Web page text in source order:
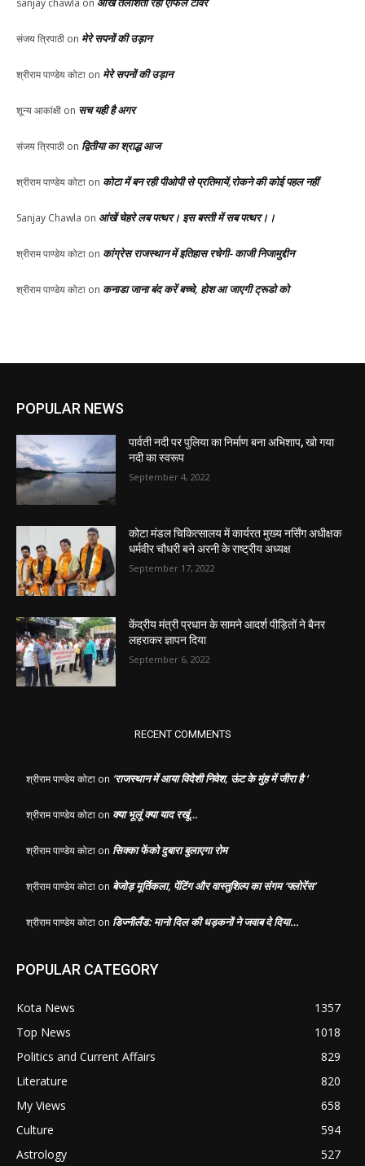
sanjay chawla on
संजय त्रिपाठी on मेरे सपनों की उड़ान
श्रीराम पाण्डेय कोटा on मेरे सपनों की उड़ान
शून्य आकांक्षी on सच यही है अगर
संजय त्रिपाठी on द्वितीया का श्राद्ध आज
श्रीराम पाण्डेय कोटा on कोटा में बन रही पीओपी से प्रतिमायें,रोकने की कोई पहल नहीं
Sanjay Chawla on आंखें चेहरे लब पत्थर। इस बस्ती में सब पत्थर।।
श्रीराम पाण्डेय कोटा on कांग्रेस राजस्थान में इतिहास रचेगी- काजी निजामुद्दीन
श्रीराम पाण्डेय कोटा on कनाडा जाना बंद करें बच्चे, होश आ जाएगी ट्रूडो को
POPULAR NEWS
पार्वती नदी पर पुलिया का निर्माण बना अभिशाप, खो गया
नदी का स्वरूप
September 4, 2022
कोटा मंडल चिकित्सालय में कार्यरत मुख्य नर्सिंग अधीक्षक
धर्मवीर चौधरी बने अरनी के राष्ट्रीय अध्यक्ष
September 17, 2022
केंद्रीय मंत्री प्रधान के सामने आदर्श पीड़ितों ने बैनर
लहराकर ज्ञापन दिया
September 6, 2022
RECENT COMMENTS
श्रीराम पाण्डेय कोटा on ‘राजस्थान में आया विदेशी निवेश, ऊंट के मुंह में जीरा है ‘
श्रीराम पाण्डेय कोटा on क्या भूलूं क्या याद रखूं…
श्रीराम पाण्डेय कोटा on सिक्का फेंको दुबारा बुलाएगा रोम
श्रीराम पाण्डेय कोटा on बेजोड़ मूर्तिकला, पेंटिंग और वास्तुशिल्प का संगम ‘फ्लोरेंस’
श्रीराम पाण्डेय कोटा on डिज्नीलैंड: मानो दिल की धड़कनों ने जवाब दे दिया…
POPULAR CATEGORY
Kota News
1357
Top News
1018
Politics and Current Affairs
829
Literature
820
My Views
658
Culture
594
Astrology
527